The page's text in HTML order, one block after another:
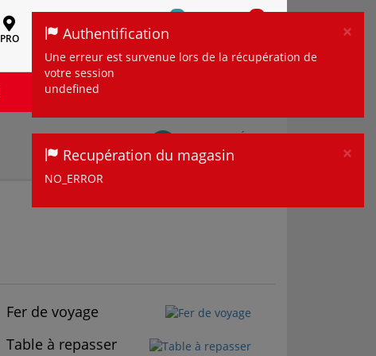
PRO MONCOMPTE
0
COMPARER
PANIER
MULTIMÉDIA ET
TOUS LES DÉTAILS
Sur mon magasin
×
Authentification
Une erreur est survenue lors de la récupération de
votre session
undefined
×
Recupération du magasin
NO_ERROR
Fer de voyage
Table à repasser